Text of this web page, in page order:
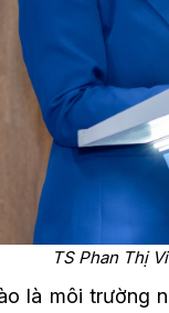
TS Phan Thị
là môi trường